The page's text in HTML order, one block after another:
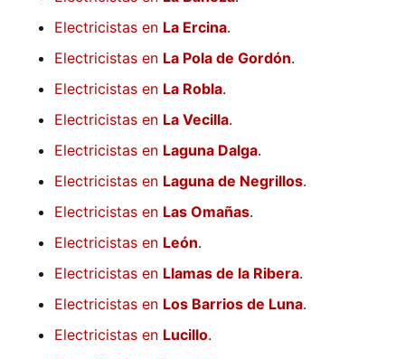
Electricistas en La Ercina.
Electricistas en La Pola de Gordón.
Electricistas en La Robla.
Electricistas en La Vecilla.
Electricistas en Laguna Dalga.
Electricistas en Laguna de Negrillos.
Electricistas en Las Omañas.
Electricistas en León.
Electricistas en Llamas de la Ribera.
Electricistas en Los Barrios de Luna.
Electricistas en Lucillo.